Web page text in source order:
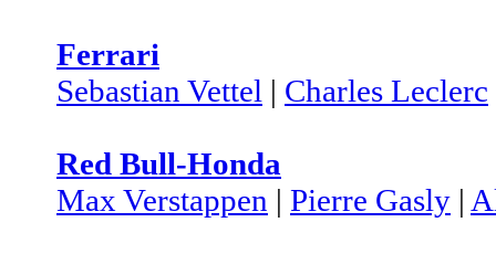
Ferrari
Sebastian Vettel | Charles Leclerc
Red Bull-Honda
Max Verstappen | Pierre Gasly |